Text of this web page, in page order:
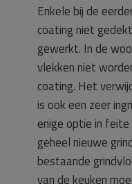
Enkele bij de
coating niet
gewerkt. In de
vlekken niet
coating. Het
is ook een zeer
enige optie in feite
geheel nieuwe
bestaande
van de keuken